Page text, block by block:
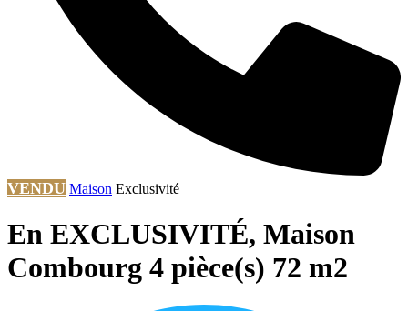
VENDU Maison Exclusivité
En EXCLUSIVITÉ, Maison
Combourg 4 pièce(s) 72 m2